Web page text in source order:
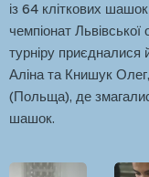
із 64 кліткових
чемпіонат
турніру приєдналися
Аліна та Книшук
(Польща), де
шашок.